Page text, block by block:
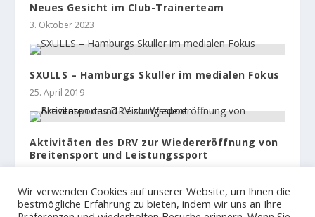
Neues Gesicht im Club-Trainerteam
3. Oktober 2023
SXULLS – Hamburgs Skuller im medialen Fokus
25. April 2019
Aktivitäten des DRV zur Wiedereröffnung von
Breitensport und Leistungssport
Wir verwenden Cookies auf unserer Website, um Ihnen die
bestmögliche Erfahrung zu bieten, indem wir uns an Ihre